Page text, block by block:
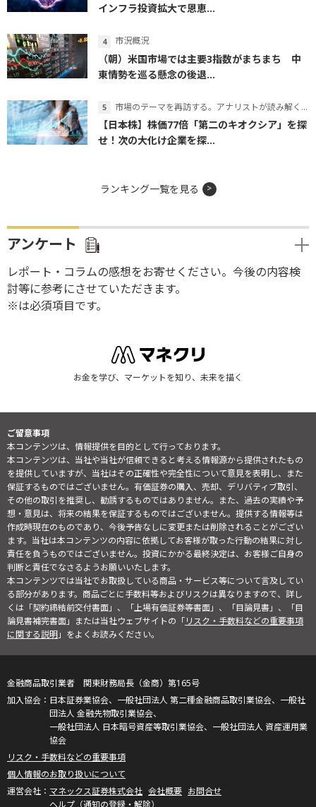
インフラ投資拡大で恩恵...
市況概況
（朝）米国市場では主要3指数がまちまち 中
東情勢を巡る懸念の後退...
市場のテーマを再訪する。アナリストが読み解くテーマの本質
【日本株】株価77倍「第二のキオクシア」を探
せ！次の大化け企業を探...
ランキング一覧を見る
アンケート
レポート・コラムの感想をお寄せください。今後の内容検
討等に参考にさせていただきます。
※は必須項目です。
お金を学び、マーケットを知り、未来を描く
ご留意事項
本コンテンツは、情報提供を目的として行っております。
本コンテンツは、当社や当社が信頼できると考える情報源から提供されたもの
を提供していますが、当社はその正確性や完全性について意見を表明し、また
保証するものではございません。有価証券の購入、売却、デリバティブ取引、
その他の取引を推奨し、勧誘するものではありません。また、過去の実績や予
想・意見は、将来の結果を保証するものではございません。提供する情報等は
作成時現在のものであり、今後予告なしに変更または削除されることがござい
ます。当社は本コンテンツの内容に依拠してお客様が取った行動の結果に対し
責任を負うものではございません。投資にかかる最終決定は、お客様ご自身の
判断と責任でなさるようお願いいたします。
本コンテンツでは当社でお取扱している商品・サービス等について言及してい
る部分があります。商品ごとに手数料等およびリスクは異なりますので、詳し
くは「契約締結前交付書面」、「上場有価証券等書面」、「目論見書」、「目
論見書補完書面」または当社ウェブサイトの「リスク・手数料などの重要事項
に関する説明」をよくお読みください。
金融商品取引業者 関東財務局長（金商）第165号
日本証券業協会、一般社団法人 第二種金融商品取引業協会、一般社
団法人 金融先物取引業協会、
一般社団法人 日本暗号資産等取引業協会、一般社団法人 資産運用業
協会
リスク・手数料などの重要事項
個人情報のお取り扱いについて
マネックス証券株式会社 会社概要 お問合せ